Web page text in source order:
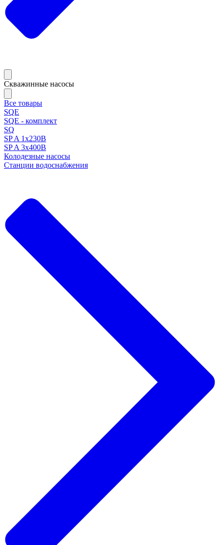
Скважинные насосы
Все товары
SQE
SQE - комплект
SQ
SP A 1x230В
SP A 3x400В
Колодезные насосы
Станции водоснабжения